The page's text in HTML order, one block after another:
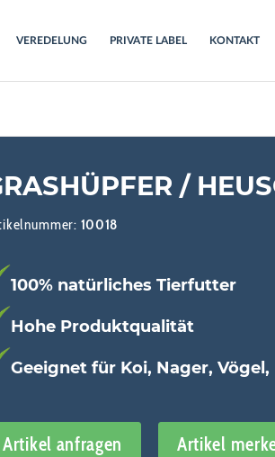
VEREDELUNG PRIVATE LABEL KONTAKT
/
10018
100% natürliches Tierfutter
Hohe Produktqualität
Geeignet für Koi, Nager,
Artikel anfragen Artikel